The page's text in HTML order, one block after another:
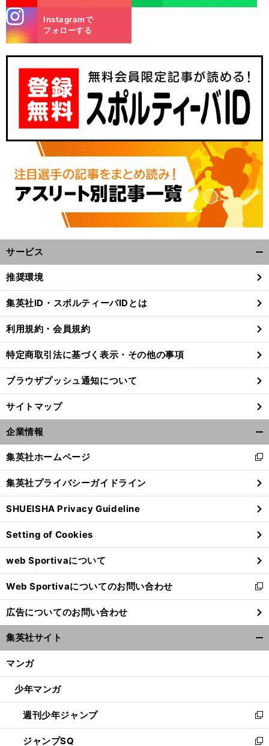
マ
。
準
」
正
」
m
Instagramで
フォローする
サービス
閉
る
推奨環境
集英社ID・スポルティーバIDとは
利用規約・会員規約
特定商取引法に基づく表示・その他の事項
ブラウザプッシュ通知について
サイトマップ
企業情報
閉
る
集英社ホームページ
新
し
い
ウ
ィ
ン
ド
ウ
で
開
く
集英社プライバシーガイドライン
SHUEISHA Privacy Guideline
Setting of Cookies
web Sportivaについて
Web Sportivaについてのお問い合わせ
新
し
い
ウ
ィ
ン
ウ
開
く
広告についてのお問い合わせ
集英社サイト
マンガ
少年マンガ
週刊少年ジャンプ
新
し
い
ジャンプSQ
新